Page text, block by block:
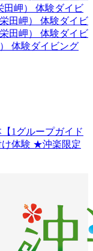
田岬） 体験ダイビ
田岬） 体験ダイビ
田岬） 体験ダイビ
体験ダイビング
1グループガイド
け体験 ★沖楽限定